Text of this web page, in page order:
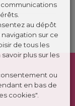
au dépôt
sur ce
de tous les
plus sur les
ou
en bas de
cookies".